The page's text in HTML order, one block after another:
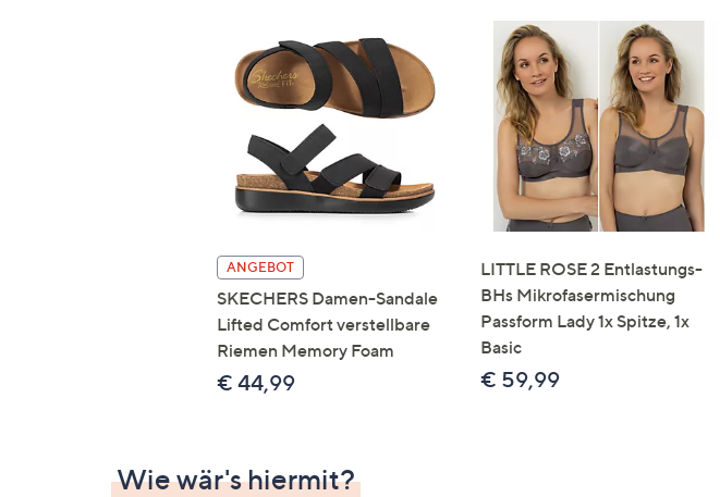
ANGEBOT
SKECHERS Damen-Sandale
Lifted Comfort verstellbare
Riemen Memory Foam
€ 44,99
LITTLE ROSE 2 Entlastungs-
BHs Mikrofasermischung
Passform Lady 1x Spitze, 1x
Basic
€ 59,99
Wie wär's hiermit?